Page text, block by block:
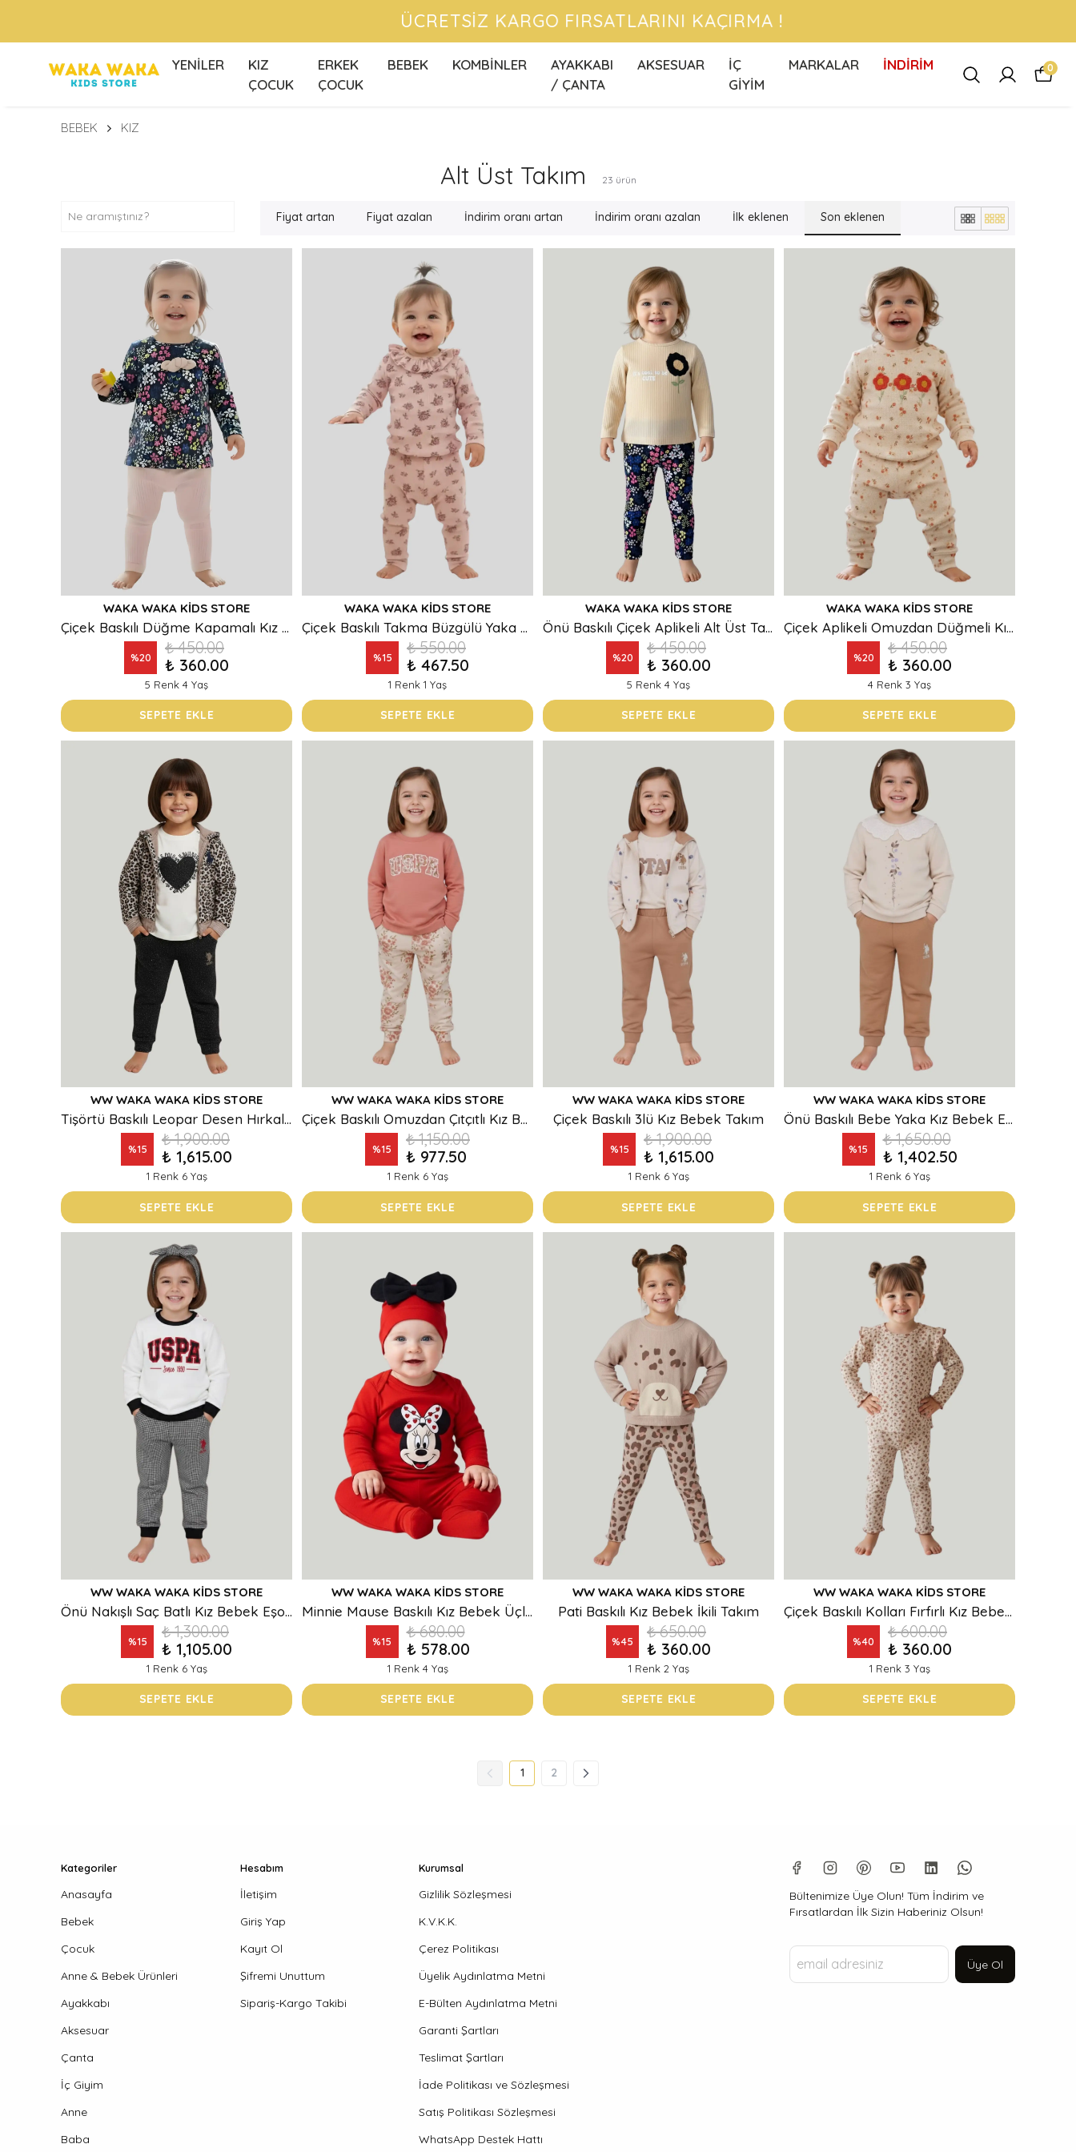
ÜCRETSİZ KARGO FIRSATLARINI KAÇIRMA !
YENİLER
KIZ
ÇOCUK
ERKEK
ÇOCUK
BEBEK KOMBİNLER
AYAKKABI
/ ÇANTA
AKSESUAR
İÇ
GİYİM
MARKALAR İNDİRİM 0
BEBEK KIZ
Alt Üst Takım 23 ürün
Fiyat artan Fiyat azalan İndirim oranı artan İndirim oranı azalan İlk eklenen Son eklenen
WAKA WAKA KIDS STORE
Çiçek Baskılı Düğme Kapamalı Kız Bebek Alt Üst Takım
%20
₺ 450.00
₺ 360.00
5 Renk 4 Yaş
SEPETE EKLE
WAKA WAKA KIDS STORE
Çiçek Baskılı Takma Büzgülü Yaka Enseden Düğmeli Kız Takım
%15
₺ 550.00
₺ 467.50
1 Renk 1 Yaş
SEPETE EKLE
WAKA WAKA KIDS STORE
Önü Baskılı Çiçek Aplikeli Alt Üst Takım
%20
₺ 450.00
₺ 360.00
5 Renk 4 Yaş
SEPETE EKLE
WAKA WAKA KIDS STORE
Çiçek Aplikeli Omuzdan Düğmeli Kız Bebek Alt Üst Takım
%20
₺ 450.00
₺ 360.00
4 Renk 3 Yaş
SEPETE EKLE
WW WAKA WAKA KIDS STORE
Tişörtü Baskılı Leopar Desen Hırkalı Kız Bebek 3Lü Takım
%15
₺ 1,900.00
₺ 1,615.00
1 Renk 6 Yaş
SEPETE EKLE
WW WAKA WAKA KIDS STORE
Çiçek Baskılı Omuzdan Çıtçıtlı Kız Bebek Takım
%15
₺ 1,150.00
₺ 977.50
1 Renk 6 Yaş
SEPETE EKLE
WW WAKA WAKA KIDS STORE
Çiçek Baskılı 3lü Kız Bebek Takım
%15
₺ 1,900.00
₺ 1,615.00
1 Renk 6 Yaş
SEPETE EKLE
WW WAKA WAKA KIDS STORE
Önü Baskılı Bebe Yaka Kız Bebek Eşofman Takım
%15
₺ 1,650.00
₺ 1,402.50
1 Renk 6 Yaş
SEPETE EKLE
WW WAKA WAKA KIDS STORE
Önü Nakışlı Saç Batlı Kız Bebek Eşofman Takım
%15
₺ 1,300.00
₺ 1,105.00
1 Renk 6 Yaş
SEPETE EKLE
WW WAKA WAKA KIDS STORE
Minnie Mause Baskılı Kız Bebek Üçlü Takım
%15
₺ 680.00
₺ 578.00
1 Renk 4 Yaş
SEPETE EKLE
WW WAKA WAKA KIDS STORE
Pati Baskılı Kız Bebek İkili Takım
%45
₺ 650.00
₺ 360.00
1 Renk 2 Yaş
SEPETE EKLE
WW WAKA WAKA KIDS STORE
Çiçek Baskılı Kolları Fırfırlı Kız Bebek Takım
%40
₺ 600.00
₺ 360.00
1 Renk 3 Yaş
SEPETE EKLE
1 2
Kategoriler
Anasayfa
Bebek
Çocuk
Anne & Bebek Ürünleri
Ayakkabı
Aksesuar
Çanta
İç Giyim
Anne
Baba
Hesabım
İletişim
Giriş Yap
Kayıt Ol
Şifremi Unuttum
Sipariş-Kargo Takibi
Kurumsal
Gizlilik Sözleşmesi
K.V.K.K.
Çerez Politikası
Üyelik Aydınlatma Metni
E-Bülten Aydınlatma Metni
Garanti Şartları
Teslimat Şartları
İade Politikası ve Sözleşmesi
Satış Politikası Sözleşmesi
WhatsApp Destek Hattı
Bültenimize Üye Olun! Tüm İndirim ve
Fırsatlardan İlk Sizin Haberiniz Olsun!
Üye Ol